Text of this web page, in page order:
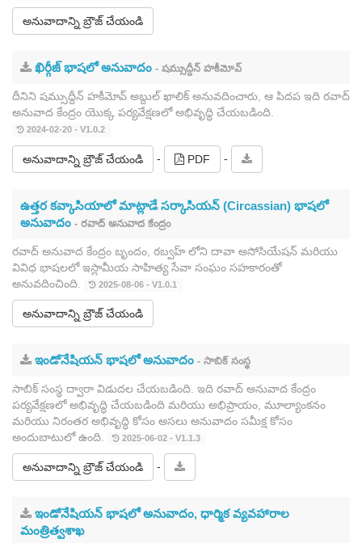
అనువాదాన్ని బ్రౌజ్ చేయండి
ఖిర్గీజ్ భాషలో అనువాదం - షమ్సుద్దీన్ హకీమోవ్
దీనిని షమ్సుద్దీన్ హకీమోవ్ అబ్దుల్ ఖాలిక్ అనువదించారు, ఆ పిదప ఇది రవాద్
అనువాద కేంద్రం యొక్క పర్యవేక్షణలో అభివృద్ధి చేయబడింది.
2024-02-20 - V1.0.2
అనువాదాన్ని బ్రౌజ్ చేయండి - PDF -
ఉత్తర కవ్కాసియాలో మాట్లాడే సర్కాసియన్ (Circassian) భాషలో
అనువాదం - రవాద్ అనువాద కేంద్రం
రవాద్ అనువాద కేంద్రం బృందం, రబ్వహ్ లోని దావా అసోసియేషన్ మరియు
వివిధ భాషలలో ఇస్లామీయ సాహిత్య సేవా సంఘం సహకారంతో
అనువదించింది.
2025-08-06 - V1.0.1
అనువాదాన్ని బ్రౌజ్ చేయండి
ఇండోనేషియన్ భాషలో అనువాదం - సాబిక్ సంస్థ
సాబిక్ సంస్థ ద్వారా విడుదల చేయబడింది. ఇది రవాద్ అనువాద కేంద్రం
పర్యవేక్షణలో అభివృద్ధి చేయబడింది మరియు అభిప్రాయం, మూల్యాంకనం
మరియు నిరంతర అభివృద్ధి కోసం అసలు అనువాదం సమీక్ష కోసం
అందుబాటులో ఉంది.
2025-06-02 - V1.1.3
అనువాదాన్ని బ్రౌజ్ చేయండి -
ఇండోనేషియన్ భాషలో అనువాదం, ధార్మిక వ్యవహారాల
మంత్రిత్వశాఖ